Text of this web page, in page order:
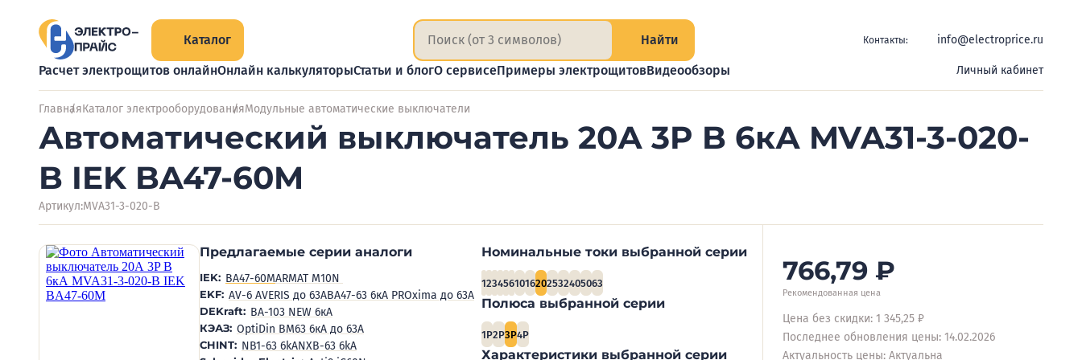
Каталог Найти Контакты: info@electroprice.ru
Расчет электрощитов онлайнОнлайн калькуляторыСтатьи и блогО сервисеПримеры электрощитовВидеообзоры Личный кабинет
ГлавнаяКаталог электрооборудованияМодульные автоматические выключатели
Автоматический выключатель 20А 3P B 6кА MVA31-3-020-
B IEK BA47-60M
Артикул:MVA31-3-020-B
Предлагаемые серии аналоги
IEK: BA47-60MARMAT M10N
EKF: AV-6 AVERIS до 63АВА47-63 6кА PROxima до 63А
DEKraft: ВА-103 NEW 6кА
КЭАЗ: OptiDin BM63 6кА до 63А
CHINT: NB1-63 6kANXB-63 6kA
Номинальные токи выбранной серии
1234561016202532405063
Полюса выбранной серии
1P2P3P4P
Характеристики выбранной серии
766,79 ₽
Рекомендованная цена
Цена без скидки: 1 345,25 ₽
Последнее обновления цены: 14.02.2026
Актуальность цены: Актуальна